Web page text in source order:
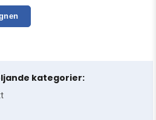
kategorier: